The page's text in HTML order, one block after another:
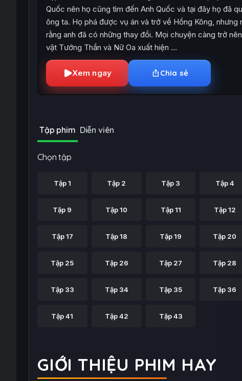
Quốc nên họ cũng tìm đến Anh Quốc và tại đây họ đã
ông ta. Họ phá được vụ án và trở về Hồng Kông,
rằng anh đã có những thay đổi. Mọi chuyện càng trở
vật Tướng Thần và Nữ Oa xuất hiện …
Xem ngay Chia sẻ
Tập phim Diễn viên
Chọn tập
Tập 1 Tập 2 Tập 3 Tập 4
Tập 9 Tập 10 Tập 11 Tập 12
Tập 17 Tập 18 Tập 19 Tập 20
Tập 25 Tập 26 Tập 27 Tập 28
Tập 33 Tập 34 Tập 35 Tập 36
Tập 41 Tập 42 Tập 43
GIỚI THIỆU PHIM HAY